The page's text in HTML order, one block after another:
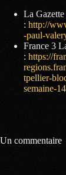
La
: http://
-paul-
France 3
: https://
tpellier-
semaine-
Un commentaire